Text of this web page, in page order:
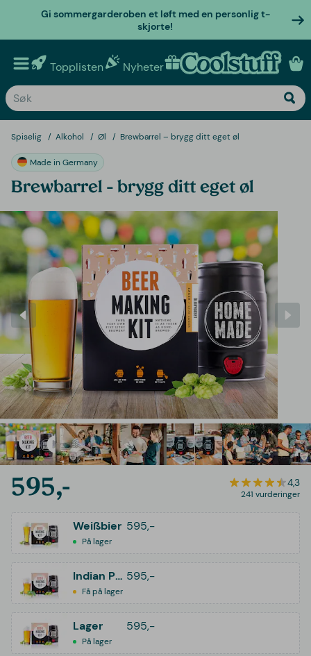
Gi sommergarderoben et løft med en personlig t-
skjorte!
Topplisten Nyheter Personlige gaver
Spiselig Alkohol Øl Brewbarrel – brygg ditt eget øl
Made in Germany
Brewbarrel – brygg ditt eget øl
595,- 4,3
241 vurderinger
Weißbier 595,-
På lager
Indian Pale Ale (IPA)
595,-
Få på lager
Lager 595,-
På lager